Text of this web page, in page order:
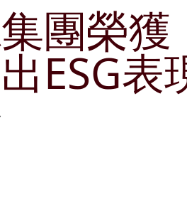
使命和營商宗旨
展里程碑
簡介
告書
地產
物業發展
物業銷售
露
告
通函
ESG 支柱
自然諧和
商社共榮
團榮
ESG表